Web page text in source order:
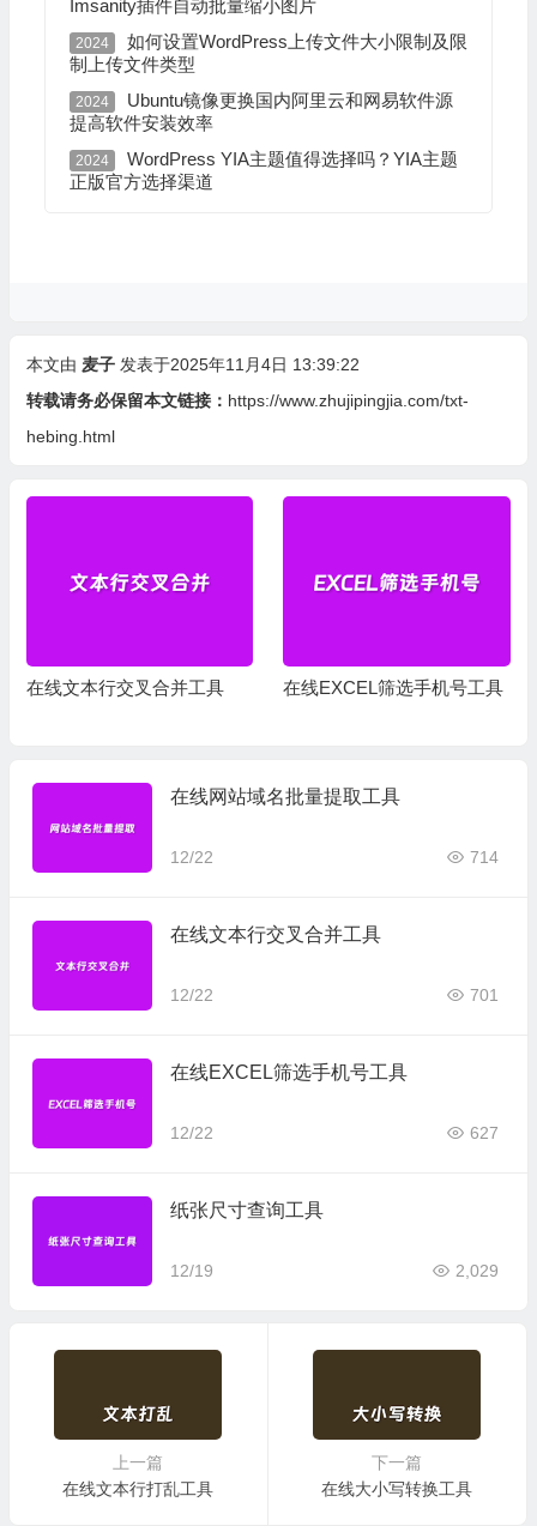
Imsanity插件自动批量缩小图片
2024
如何设置WordPress上传文件大小限制及限
制上传文件类型
2024
Ubuntu镜像更换国内阿里云和网易软件源
提高软件安装效率
2024
WordPress YIA主题值得选择吗？YIA主题
正版官方选择渠道
本文由 麦子 发表于2025年11月4日 13:39:22
转载请务必保留本文链接： https://www.zhujipingjia.com/txt-
hebing.html
在线文本行交叉合并工具 在线EXCEL筛选手机号工具
在线网站域名批量提取工具
12/22 714
在线文本行交叉合并工具
12/22 701
在线EXCEL筛选手机号工具
12/22 627
纸张尺寸查询工具
12/19 2,029
上一篇
在线文本行打乱工具
下一篇
在线大小写转换工具